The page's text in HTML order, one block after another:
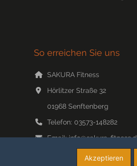
So erreichen Sie uns
SAKURA Fitness
Hörlitzer Straße 32
01968 Senftenberg
Telefon: 03573-148282
Email:info@sakura-
www.sakura-fitness.de/
Akzeptieren